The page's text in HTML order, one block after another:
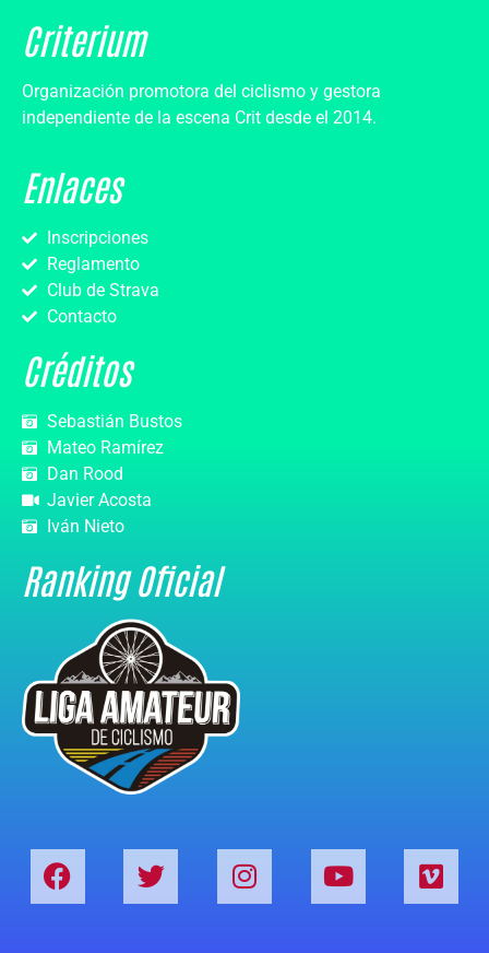
Criterium
Organización promotora del ciclismo y gestora
independiente de la escena Crit desde el 2014.
Enlaces
Inscripciones
Reglamento
Club de Strava
Contacto
Créditos
Sebastián Bustos
Mateo Ramírez
Dan Rood
Javier Acosta
Iván Nieto
Ranking Oficial